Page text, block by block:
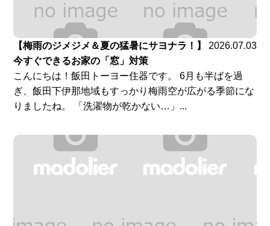
【梅雨のジメジメ＆夏の猛暑にサヨナラ！】
今すぐできるお家の「窓」対策
2026.07.03
こんにちは！飯田トーヨー住器です。 6月も半ばを過
ぎ、飯田下伊那地域もすっかり梅雨空が広がる季節にな
りましたね。 「洗濯物が乾かない…」...